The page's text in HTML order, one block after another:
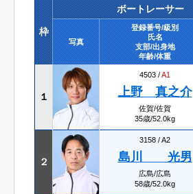
枠
ボートレーサー
写真
登録番号/級別
氏名
支部/出身地
年齢/体重
１
4503 /A1
上野 真之介
佐賀/佐賀
35歳/52.0kg
２
3158 /A2
島川 光男
広島/広島
58歳/52.0kg